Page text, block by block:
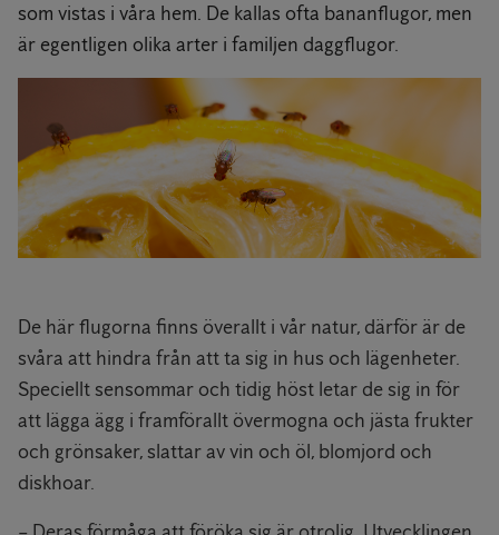
som vistas i våra hem. De kallas ofta bananflugor, men
är egentligen olika arter i familjen daggflugor.
De här flugorna finns överallt i vår natur, därför är de
svåra att hindra från att ta sig in hus och lägenheter.
Speciellt sensommar och tidig höst letar de sig in för
att lägga ägg i framförallt övermogna och jästa frukter
och grönsaker, slattar av vin och öl, blomjord och
diskhoar.